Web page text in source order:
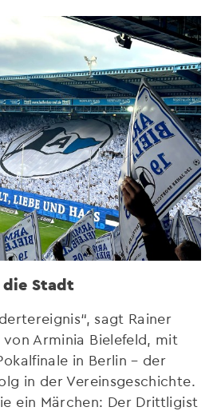
Stadt
sagt Rainer
Arminia Bielefeld, mit
in Berlin – der
in der Vereinsgeschichte.
ein Märchen: Der Drittligist